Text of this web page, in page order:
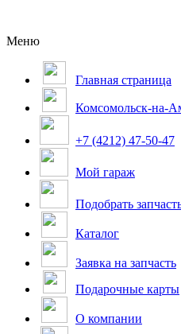
Меню
Главная страница
Комсомольск-на-
+7 (4212) 47-50-47
Мой гараж
Подобрать
Каталог
Заявка на запчасть
Подарочные карты
О компании